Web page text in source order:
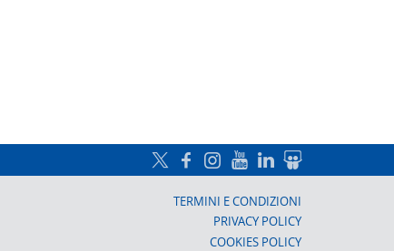
TERMINI E CONDIZIONI
PRIVACY POLICY
COOKIES POLICY